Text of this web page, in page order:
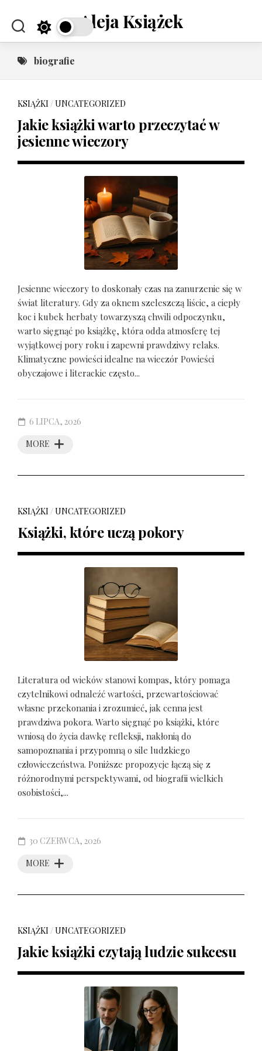
content
Aleja Książek
biografie
KSIĄŻKI /UNCATEGORIZED
Jakie książki warto przeczytać w
jesienne wieczory
Jesienne wieczory to doskonały czas na zanurzenie się w
świat literatury. Gdy za oknem szeleszczą liście, a ciepły
koc i kubek herbaty towarzyszą chwili odpoczynku,
warto sięgnąć po książkę, która odda atmosferę tej
wyjątkowej pory roku i zapewni prawdziwy relaks.
Klimatyczne powieści idealne na wieczór Powieści
obyczajowe i literackie często...
MORE
6 LIPCA, 2026
KSIĄŻKI /UNCATEGORIZED
Książki, które uczą pokory
Literatura od wieków stanowi kompas, który pomaga
czytelnikowi odnaleźć wartości, przewartościować
własne przekonania i zrozumieć, jak cenna jest
prawdziwa pokora. Warto sięgnąć po książki, które
wniosą do życia dawkę refleksji, nakłonią do
samopoznania i przypomną o sile ludzkiego
człowieczeństwa. Poniższe propozycje łączą się z
różnorodnymi perspektywami, od biografii wielkich
osobistości,...
MORE
30 CZERWCA, 2026
KSIĄŻKI /UNCATEGORIZED
Jakie książki czytają ludzie sukcesu